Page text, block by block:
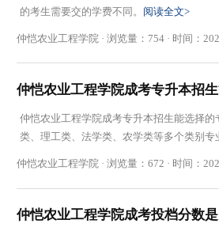
的考生需要交的学费不同。 阅读全文>
仲恺农业工程学院 · 浏览量：754 · 时间：
仲恺农业工程学院成考专升本招
仲恺农业工程学院成考专升本招生能选择的
类、理工类、法学类、农学类等多个类别专
仲恺农业工程学院 · 浏览量：672 · 时间：
仲恺农业工程学院成考投档分数